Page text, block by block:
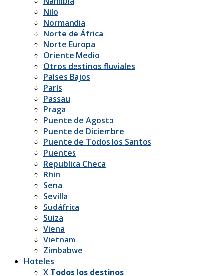
Nilo
Normandia
Norte de África
Norte Europa
Oriente Medio
Otros destinos fluviales
Países Bajos
París
Passau
Praga
Puente de Agosto
Puente de Diciembre
Puente de Todos los Santos
Puentes
Republica Checa
Rhin
Sena
Sevilla
Sudáfrica
Suiza
Viena
Vietnam
Zimbabwe
Hoteles
X Todos los destinos